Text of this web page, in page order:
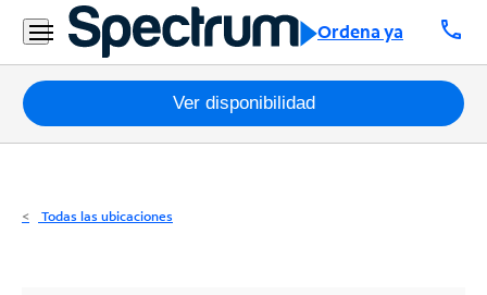
Ordena ya call
Residencial
Business
Paquetes
Internet
Ver disponibilidad
Todas las ubicaciones